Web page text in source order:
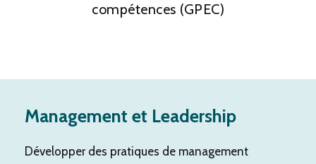
compétences (GPEC)
Management et Leadership
Développer des pratiques de management